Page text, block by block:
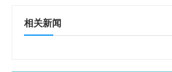
相关新闻